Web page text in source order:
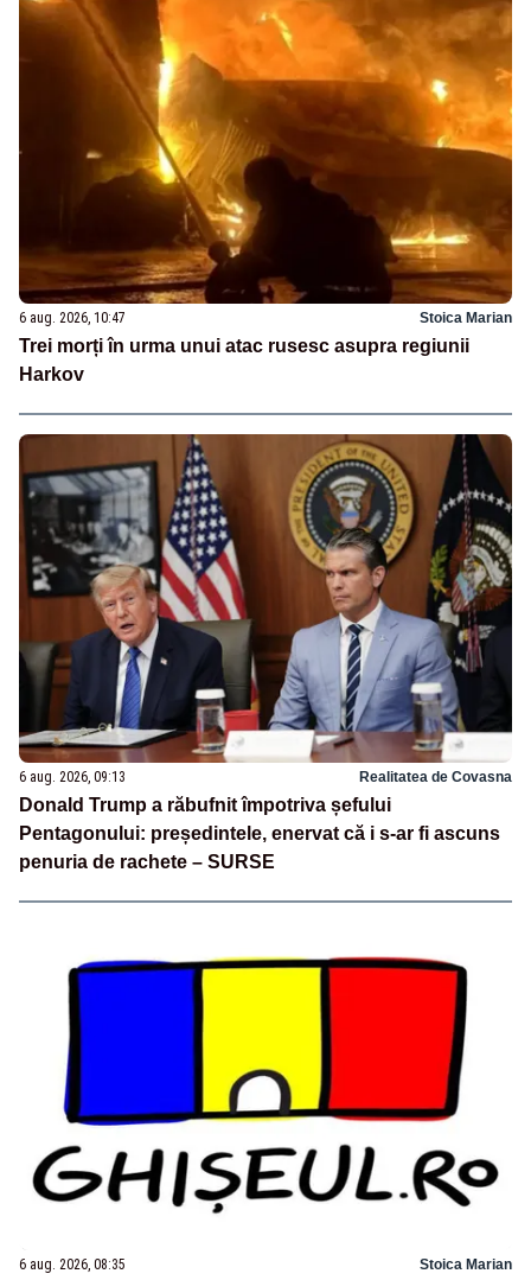
6 aug. 2026, 10:47 Stoica Marian
Trei morți în urma unui atac rusesc asupra regiunii
Harkov
6 aug. 2026, 09:13 Realitatea de Covasna
Donald Trump a răbufnit împotriva șefului
Pentagonului: președintele, enervat că i s-ar fi ascuns
penuria de rachete – SURSE
6 aug. 2026, 08:35 Stoica Marian